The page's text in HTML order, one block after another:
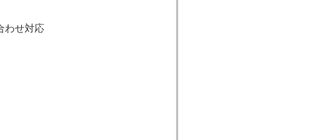
わせ対応